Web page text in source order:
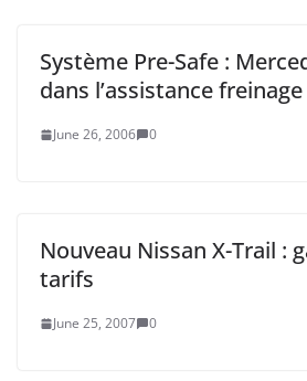
Système Pre-Safe :
dans l’assistance freinage
June 26, 2006 0
Nouveau Nissan X-Trail :
tarifs
June 25, 2007 0